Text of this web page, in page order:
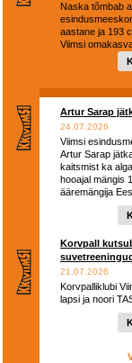
Naska tõmbab
aastane ja 193
Viimsi
Artur Sarap
24.07.2026
Viimsi
Artur Sarap
kaitsmist ka
hooajal mängis
ääremängija
Korvpall
21.07.2026
Korvpalliklubi
lapsi ja noori